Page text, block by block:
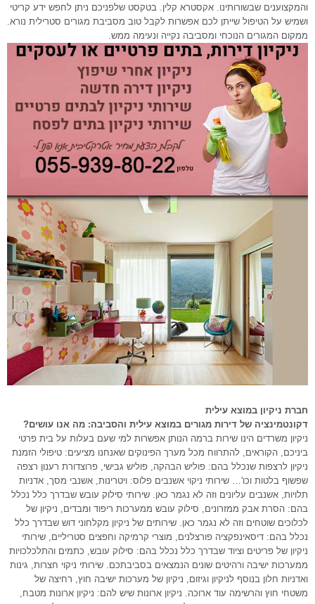
והמקצוענים שבשורותינו. אקסטרא קלין. בטקסט שלפניכם ניתן לחפש ידע קריטי
ושמיש על הטיפול שייתן לכם אפשרות לקבל טוב מסביבת מגורים סטרילית נורא.
ממקום המגורים הנוכחי ומסביבה נקייה ונעימה ממש.
חברת ניקיון במוצא עילית
דקונטמינציה של דירות מגורים במוצא עילית והסביבה: מה אנו עושים?
ניקיון משרדים הינו שירות ברמה הנותן אפשרות למי שעם בעלות על בית פרטי
ביניכם, הקוראים, להתרווח מכל מערך הפינוקים שאנחנו מציעים: טיפולי הזמנת
ניקיון לרצפות שנכלל בהם: פוליש הבהקה, פוליש גבישי, פרוצדורת רענון רצפה
שפשוף בלטות וכו'… שירותי ניקוי אשנבים פלוס: ויטרינות, אשנבי מסך, אדניות
תלויות, אשנבים עליונים וזה לא נגמר כאן. שירותי סילוק עובש שבדרך כלל נכלל
בהם: הסרת אבק ממזרונים, סילוק עובש ממערכות ריפוד ומבדים, ניקיון של
לכלוכים שוטחים וזה לא נגמר כאן. שירותים של ניקיון מקלחוני דוש שבדרך כלל
נכלל בהם: דיסאינפקציה פורצלנים, מוצרי קרמיקה וחפצים סטריליים, שירותי
ניקיון של פריטים וציוד שבדרך כלל נכלל בהם: סילוק עובש, כתמים והתלכלכויות
ממערכות ישיבה ורהיטים שונים הנמצאים בסביבתכם. שירותי ניקוי חצרות, גינות
ואדניות חלון בנוסף לניקיון וגיזום, ניקיון של מערכות ישיבה חוץ, רחיצה של
משטחי חוץ והרשימה עוד ארוכה. ניקיון ארונות שיש להם: ניקיון ארונות מטבח,